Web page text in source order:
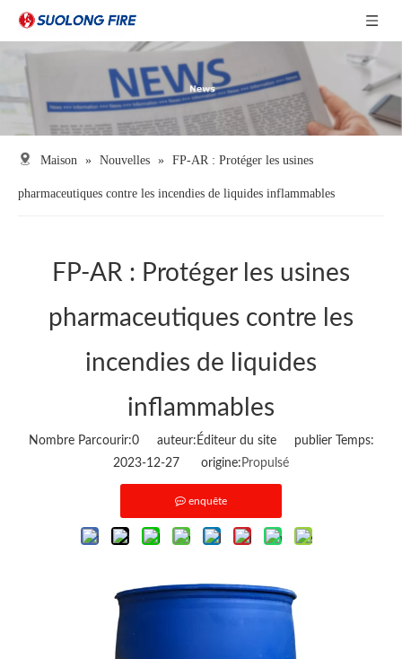
Maison » Nouvelles » FP-AR : Protéger les usines
pharmaceutiques contre les incendies de liquides inflammables
FP-AR : Protéger les usines
pharmaceutiques contre les
incendies de liquides
inflammables
Nombre Parcourir:0auteur:Éditeur du site publier Temps:
2023-12-27 origine: Propulsé
enquête